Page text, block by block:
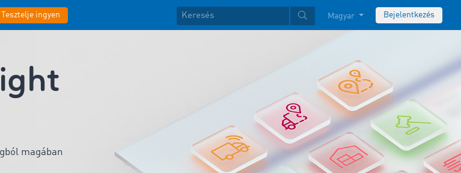
Tesztelje ingyen Magyar Bejelentkezés
magában